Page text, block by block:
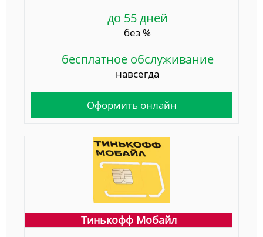
до 55 дней
без %
бесплатное обслуживание
навсегда
Оформить онлайн
Тинькофф Мобайл